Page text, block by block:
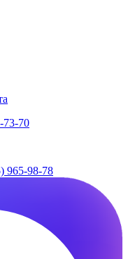
73-70
965-98-78